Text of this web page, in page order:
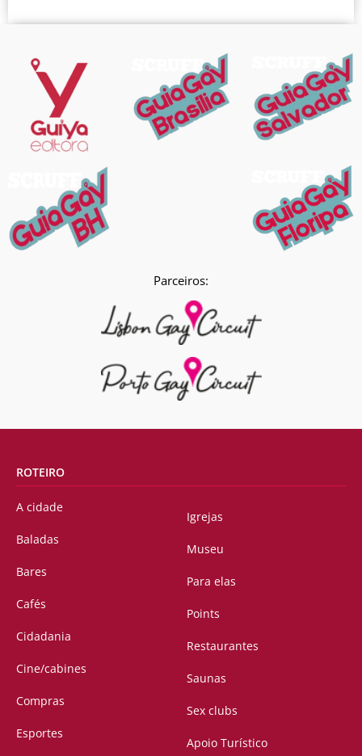
Parceiros:
ROTEIRO
A cidade
Baladas
Bares
Cafés
Cidadania
Cine/cabines
Compras
Esportes
Igrejas
Museu
Para elas
Points
Restaurantes
Saunas
Sex clubs
Apoio Turístico